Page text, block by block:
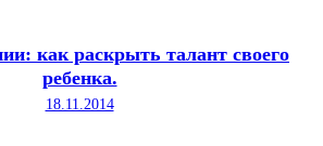
как раскрыть талант своего
ребенка.
18.11.2014